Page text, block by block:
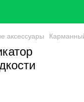
аксессуары